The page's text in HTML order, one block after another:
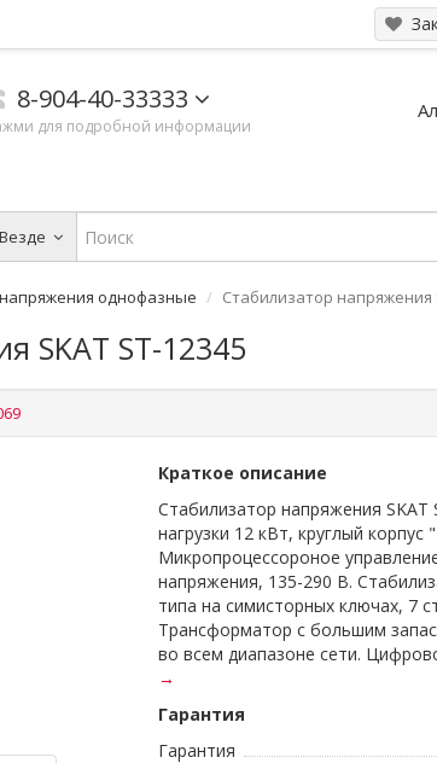
8-904-40-33333
для подробной информации
Везде
однофазные Стабилизатор напряжения
SKAT ST-12345
Краткое описание
Стабилизатор напряжения
нагрузки 12 кВт, круглый корпус
Микропроцессороное
напряжения, 135-290 В.
типа на симисторных ключах, 7
Трансформатор с большим
во всем диапазоне сети.
→
Гарантия
Гарантия